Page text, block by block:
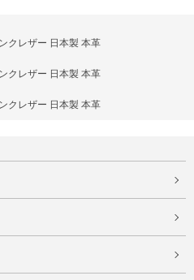
クレザー 日本製 本革
クレザー 日本製 本革
クレザー 日本製 本革